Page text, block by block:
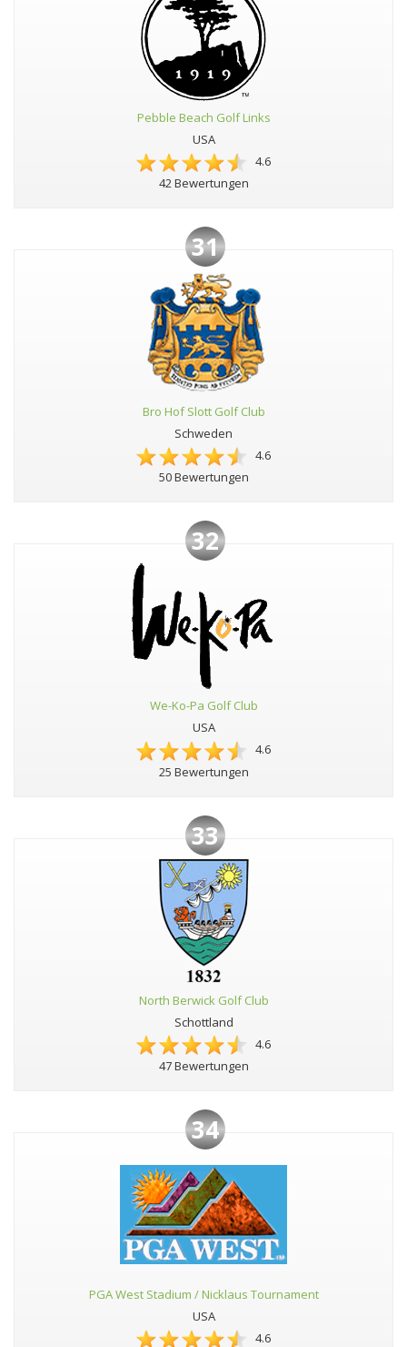
Pebble Beach Golf Links
USA
4.6
42 Bewertungen
31
Bro Hof Slott Golf Club
Schweden
4.6
50 Bewertungen
32
We-Ko-Pa Golf Club
USA
4.6
25 Bewertungen
33
North Berwick Golf Club
Schottland
4.6
47 Bewertungen
34
PGA West Stadium / Nicklaus Tournament
USA
4.6